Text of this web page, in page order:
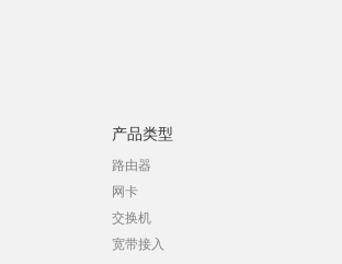
产品类型
路由器
网卡
交换机
宽带接入